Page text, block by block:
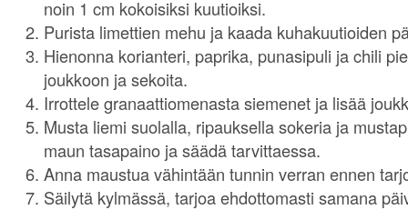
noin 1 cm kokoisiksi kuutioiksi.
Purista limettien mehu ja kaada kuhakuutioiden
Hienonna korianteri, paprika, punasipuli ja chili
joukkoon ja sekoita.
Irrottele granaattiomenasta siemenet ja lisää
Musta liemi suolalla, ripauksella sokeria ja
maun tasapaino ja säädä tarvittaessa.
Anna maustua vähintään tunnin verran ennen
Säilytä kylmässä, tarjoa ehdottomasti samana